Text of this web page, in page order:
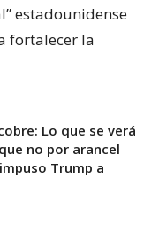
estadounidense
fortalecer la
Lo que se verá
no por arancel
Trump a